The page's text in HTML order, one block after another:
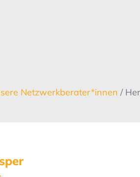
Netzwerkberater*innen/